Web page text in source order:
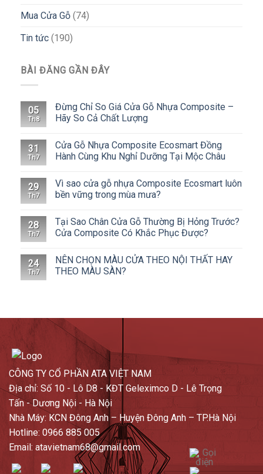
Mua Cửa Gỗ (74)
Tin tức (190)
BÀI ĐĂNG GẦN ĐÂY
05
Th8
Đừng Chỉ So Giá Cửa Gỗ Nhựa Composite –
Hãy So Cả Chất Lượng
31
Th7
Cửa Gỗ Nhựa Composite Ecosmart Đồng
Hành Cùng Khu Nghỉ Dưỡng Tại Mộc Châu
29
Th7
Vì sao cửa gỗ nhựa Composite Ecosmart luôn
bền vững trong mùa mưa?
28
Th7
Tại Sao Chân Cửa Gỗ Thường Bị Hỏng Trước?
Cửa Composite Có Khắc Phục Được?
24
Th7
NÊN CHỌN MÀU CỬA THEO NỘI THẤT HAY
THEO MÀU SÀN?
CÔNG TY CỔ PHẦN ATA VIỆT NAM
Địa chỉ: Số 10 - Lô D8 - KĐT Geleximco D - Lê Trọng
Tấn - Dương Nội - Hà Nội
Nhà Máy: KCN Đông Anh – Huyện Đông Anh – TP.Hà Nội
Hotline: 0966 885 005
Email: atavietnam68@gmail.com